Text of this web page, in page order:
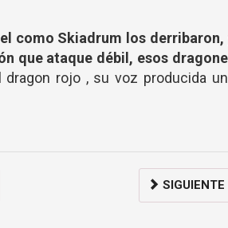
como Skiadrum los derribaron,
que ataque débil, esos
dragon rojo , su voz producida
SIGUIENTE